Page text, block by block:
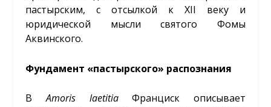
пастырским, с отсылкой к XII веку и
юридической мысли святого Фомы
Аквинского.
Фундамент «пастырского» распознания
ВAmoris laetitiaФранциск описывает